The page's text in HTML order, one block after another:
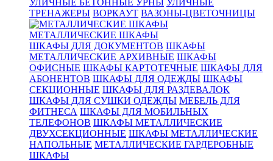
УЛИЧНЫЕ БЕТОННЫЕ УРНЫ УЛИЧНЫЕ
ТРЕНАЖЕРЫ ВОРКАУТ ВАЗОНЫ-ЦВЕТОЧНИЦЫ
МЕТАЛЛИЧЕСКИЕ ШКАФЫ
ШКАФЫ ДЛЯ ДОКУМЕНТОВ ШКАФЫ
МЕТАЛЛИЧЕСКИЕ АРХИВНЫЕ ШКАФЫ
ОФИСНЫЕ ШКАФЫ КАРТОТЕЧНЫЕ ШКАФЫ ДЛЯ
АБОНЕНТОВ ШКАФЫ ДЛЯ ОДЕЖДЫ ШКАФЫ
СЕКЦИОННЫЕ ШКАФЫ ДЛЯ РАЗДЕВАЛОК
ШКАФЫ ДЛЯ СУШКИ ОДЕЖДЫ МЕБЕЛЬ ДЛЯ
ФИТНЕСА ШКАФЫ ДЛЯ МОБИЛЬНЫХ
ТЕЛЕФОНОВ ШКАФЫ МЕТАЛЛИЧЕСКИЕ
ДВУХСЕКЦИОННЫЕ ШКАФЫ МЕТАЛЛИЧЕСКИЕ
НАПОЛЬНЫЕ МЕТАЛЛИЧЕСКИЕ ГАРДЕРОБНЫЕ
ШКАФЫ